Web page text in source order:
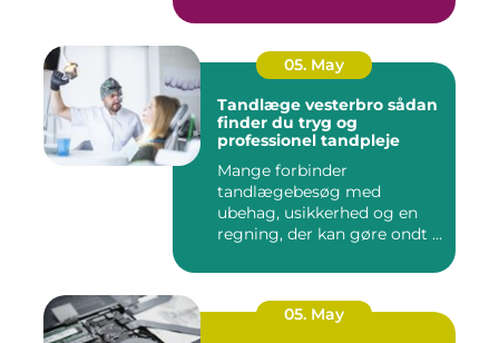
05. May
Tandlæge vesterbro sådan
finder du tryg og
professionel tandpleje
Mange forbinder
tandlægebesøg med
ubehag, usikkerhed og en
regning, der kan gøre ondt i
05. May